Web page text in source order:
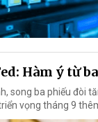
Hàm ý từ
song ba phiếu đòi
vọng tháng 9